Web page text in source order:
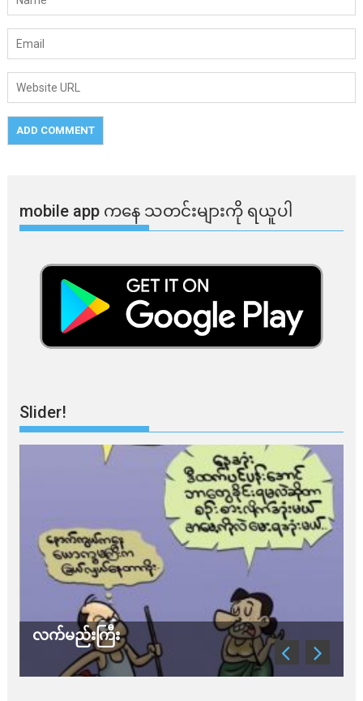
mobile app ​​ကနေ ​​သတင်းများကို ရယူပါ
Slider!
လက်မည်းကြီး